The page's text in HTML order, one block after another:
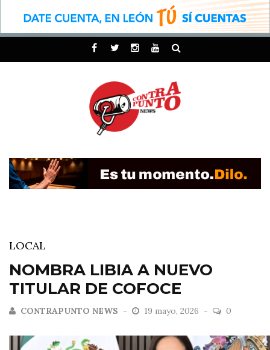
LOCAL
NOMBRA LIBIA A NUEVO
TITULAR DE COFOCE
CONTRAPUNTO NEWS 19 mayo, 2026 0